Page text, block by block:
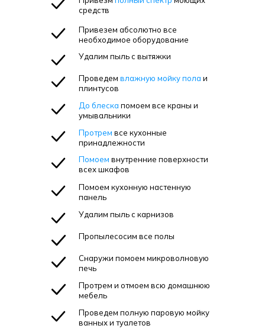
средств
Привезем абсолютно все
необходимое оборудование
Проведем влажную мойку пола и
плинтусов
Проведем полную паровую мойку
ванных и туалетов
Пропылесосим все полы
Помоем внутренние поверхности
всех шкафов
Помоем кухонную настенную
панель
До блеска помоем все краны и
умывальники
Снаружи помоем микроволновую
печь
Удалим пыль с вытяжки
Удалим пыль с карнизов
Протрем все кухонные
принадлежности
Протрем и отмоем всю домашнюю
мебель